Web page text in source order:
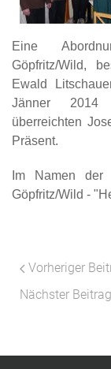
Eine
Göpfritz/Wild,
Ewald
Jänner 2014
überreichten
Präsent.
Im Namen der
Göpfritz/Wild -
Vorheriger
Nächster